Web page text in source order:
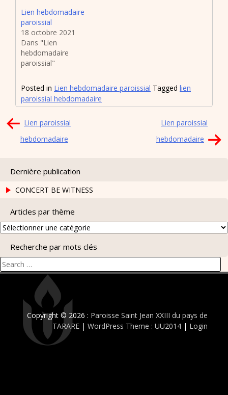
Lien hebdomadaire
paroissial
18 octobre 2021
Dans "Lien
hebdomadaire
paroissial"
Posted in Lien hebdomadaire paroissial Tagged lien
paroissial hebdomadaire
Navigation
de
Lien paroissial
hebdomadaire
Lien paroissial
hebdomadaire
Dernière publication
CONCERT BE WITNESS
Articles par thème
Articles
thèmeRecherche par mots clés
Search
for:
Copyright © 2026 : Paroisse Saint Jean XXIII du pays de
TARARE | WordPress Theme : UU2014 | Login